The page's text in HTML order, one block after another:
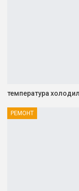
температура
РЕМОНТ